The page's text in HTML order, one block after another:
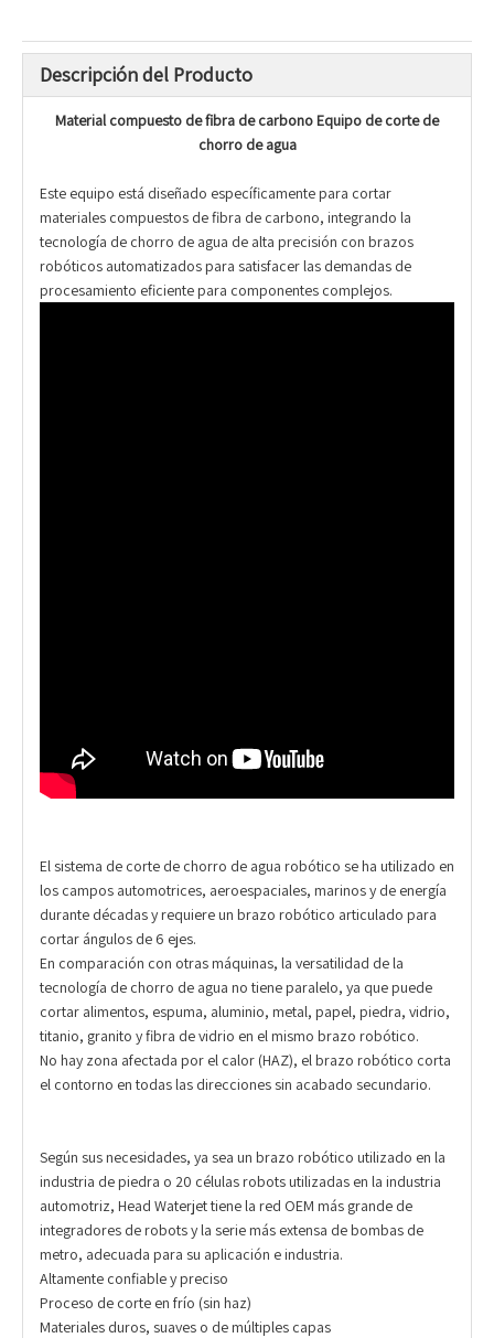
Descripción del Producto
Material compuesto de fibra de carbono Equipo de corte de
chorro de agua
Este equipo está diseñado específicamente para cortar
materiales compuestos de fibra de carbono, integrando la
tecnología de chorro de agua de alta precisión con brazos
robóticos automatizados para satisfacer las demandas de
procesamiento eficiente para componentes complejos.
El sistema de corte de chorro de agua robótico se ha utilizado en
los campos automotrices, aeroespaciales, marinos y de energía
durante décadas y requiere un brazo robótico articulado para
cortar ángulos de 6 ejes.
En comparación con otras máquinas, la versatilidad de la
tecnología de chorro de agua no tiene paralelo, ya que puede
cortar alimentos, espuma, aluminio, metal, papel, piedra, vidrio,
titanio, granito y fibra de vidrio en el mismo brazo robótico.
No hay zona afectada por el calor (HAZ), el brazo robótico corta
el contorno en todas las direcciones sin acabado secundario.
Según sus necesidades, ya sea un brazo robótico utilizado en la
industria de piedra o 20 células robots utilizadas en la industria
automotriz, Head Waterjet tiene la red OEM más grande de
integradores de robots y la serie más extensa de bombas de
metro, adecuada para su aplicación e industria.
Altamente confiable y preciso
Proceso de corte en frío (sin haz)
Materiales duros, suaves o de múltiples capas